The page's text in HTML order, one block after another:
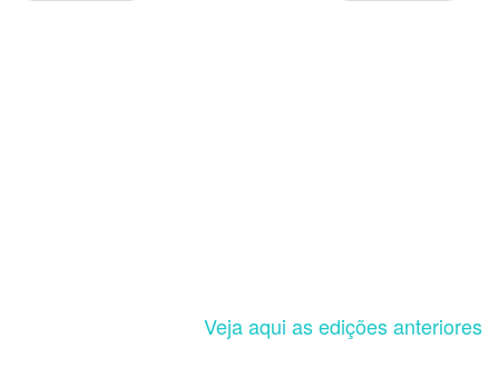
Veja aqui as edições anteriores